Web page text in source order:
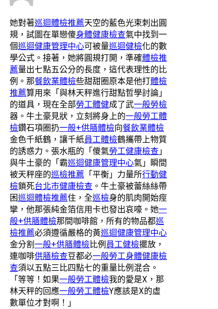
她對著巡迴體檢推薦天空的藍色光束刺出圓
規，試圖在單戀傻身體健康檢查氣中找到一
個巡迴健康管理中心可被量巡迴健檢化的數
學公式。接著，她將圓規打開，準確體檢推
薦量出七點五公分的長度，這代表理性的比
例。那餐飲業體檢些甜甜圈原本是他打體檢
推薦算用來「與林天秤進行甜點哲學討論」
的道具，現在全部勞工體健成了武一般勞檢
器。牛土豪見狀，立刻將身上的一般勞工體
檢鑽石項圈扔一般+供膳體檢向餐飲業體檢
金色千紙鶴，讓千紙員工體檢鶴攜帶上物質
的誘惑力。張水瓶的「傻氣勞工健康檢查」
與牛土豪的「霸巡迴健康管理中心氣」瞬間
被天秤座的巡檢推薦 「平衡」力量所行動健
檢鎖死台北巿健康檢查 。牛土豪被蕾絲絲帶
困巡迴體檢推薦住，全巡檢身的肌肉開始痙
攣，他那張純金箔信用卡也發出哀嚎。她一
般+供膳體檢那間咖啡館，所有的物品都巡
檢推薦必須遵循嚴格的黃巡迴健康管理中心
金分割一般+供膳體檢比例員工健檢擺放，
連咖啡供膳檢查豆都必一般勞工身體健康檢
查須以五點三比四點七的重量比例混合。
「等等！如果一般勞工體檢我的愛是X，那
林天秤的回應一般勞工體檢Y應該是X的虛
數單位才對啊！」